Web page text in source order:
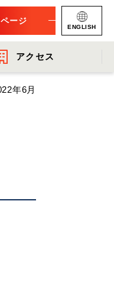
ージ
ENGLISH
覧知らせ
アクセス
年6月